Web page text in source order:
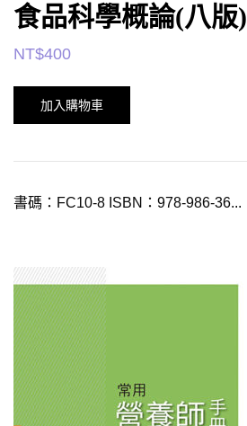
食品科學概論(八版)
NT$400
加入購物車
書碼：FC10-8 ISBN：978-986-36...